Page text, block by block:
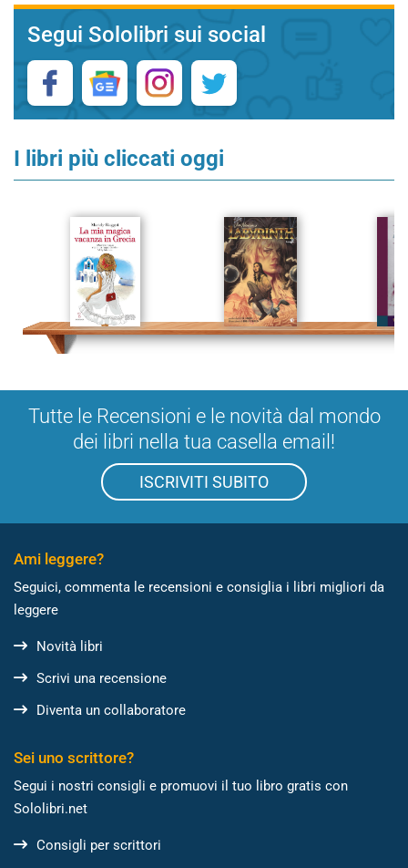
Segui Sololibri sui social
I libri più cliccati oggi
Tutte le Recensioni e le novità dal mondo
dei libri nella tua casella email!
ISCRIVITI SUBITO
Ami leggere?
Seguici, commenta le recensioni e consiglia i libri migliori da
leggere
Novità libri
Scrivi una recensione
Diventa un collaboratore
Sei uno scrittore?
Segui i nostri consigli e promuovi il tuo libro gratis con
Sololibri.net
Consigli per scrittori